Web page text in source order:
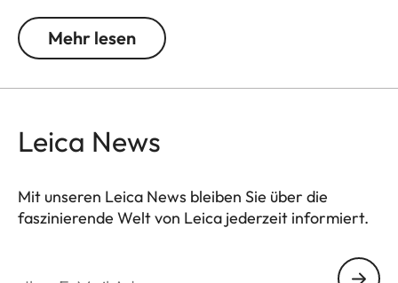
Schwarz, Weiß oder Natur erhältlich. Die glaslosen
Holzrahmen sind jeweils mit Passepartouts mit
Mehr lesen
Leica News
Mit unseren Leica News bleiben Sie über die
faszinierende Welt von Leica jederzeit informiert.